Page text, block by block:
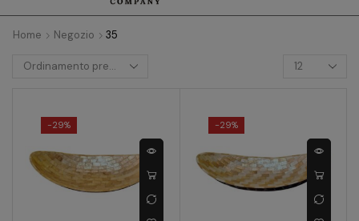
Home Negozio 35
-29% -29%